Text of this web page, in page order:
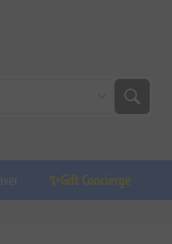
✨Gift Concierge